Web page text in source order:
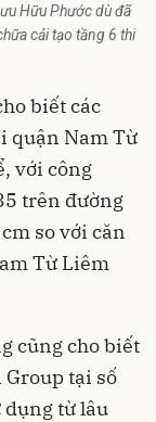
Hữu Phước dù đã
cải tạo tầng 6 thi
biết các
quận Nam Từ
với công
trên đường
so với căn
Từ Liêm
cũng cho biết
tại số
dụng từ lâu